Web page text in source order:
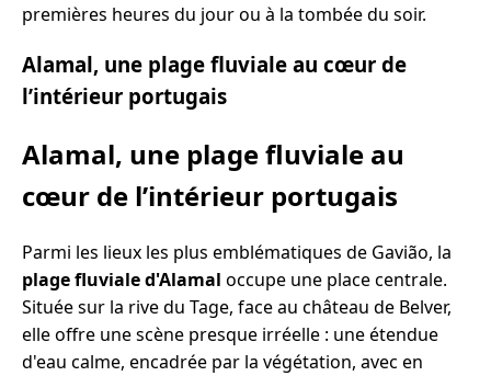
premières heures du jour ou à la tombée du soir.
Alamal, une plage fluviale au cœur de
l’intérieur portugais
Alamal, une plage fluviale au
cœur de l’intérieur portugais
Parmi les lieux les plus emblématiques de Gavião, la
plage fluviale d'Alamal occupe une place centrale.
Située sur la rive du Tage, face au château de Belver,
elle offre une scène presque irréelle : une étendue
d'eau calme, encadrée par la végétation, avec en